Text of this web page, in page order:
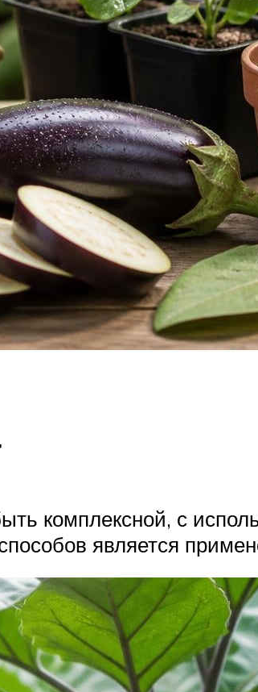
комплексной, с
является